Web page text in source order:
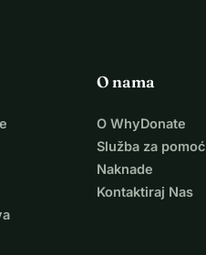
O nama
O WhyDonate
Služba za pomoć
Naknade
Kontaktiraj Nas